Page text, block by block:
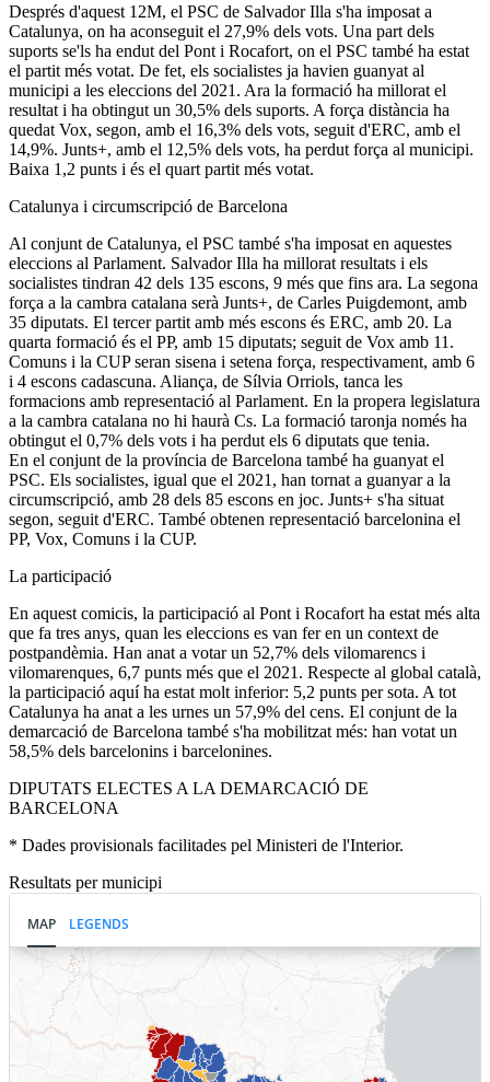
Després d'aquest 12M, el PSC de Salvador Illa s'ha imposat a
Catalunya, on ha aconseguit el 27,9% dels vots. Una part dels
suports se'ls ha endut del Pont i Rocafort, on el PSC també ha estat
el partit més votat. De fet, els socialistes ja havien guanyat al
municipi a les eleccions del 2021. Ara la formació ha millorat el
resultat i ha obtingut un 30,5% dels suports. A força distància ha
quedat Vox, segon, amb el 16,3% dels vots, seguit d'ERC, amb el
14,9%. Junts+, amb el 12,5% dels vots, ha perdut força al municipi.
Baixa 1,2 punts i és el quart partit més votat.
Catalunya i circumscripció de Barcelona
Al conjunt de Catalunya, el PSC també s'ha imposat en aquestes
eleccions al Parlament. Salvador Illa ha millorat resultats i els
socialistes tindran 42 dels 135 escons, 9 més que fins ara. La segona
força a la cambra catalana serà Junts+, de Carles Puigdemont, amb
35 diputats. El tercer partit amb més escons és ERC, amb 20. La
quarta formació és el PP, amb 15 diputats; seguit de Vox amb 11.
Comuns i la CUP seran sisena i setena força, respectivament, amb 6
i 4 escons cadascuna. Aliança, de Sílvia Orriols, tanca les
formacions amb representació al Parlament. En la propera legislatura
a la cambra catalana no hi haurà Cs. La formació taronja només ha
obtingut el 0,7% dels vots i ha perdut els 6 diputats que tenia.
En el conjunt de la província de Barcelona també ha guanyat el
PSC. Els socialistes, igual que el 2021, han tornat a guanyar a la
circumscripció, amb 28 dels 85 escons en joc. Junts+ s'ha situat
segon, seguit d'ERC. També obtenen representació barcelonina el
PP, Vox, Comuns i la CUP.
La participació
En aquest comicis, la participació al Pont i Rocafort ha estat més alta
que fa tres anys, quan les eleccions es van fer en un context de
postpandèmia. Han anat a votar un 52,7% dels vilomarencs i
vilomarenques, 6,7 punts més que el 2021. Respecte al global català,
la participació aquí ha estat molt inferior: 5,2 punts per sota. A tot
Catalunya ha anat a les urnes un 57,9% del cens. El conjunt de la
demarcació de Barcelona també s'ha mobilitzat més: han votat un
58,5% dels barcelonins i barcelonines.
DIPUTATS ELECTES A LA DEMARCACIÓ DE
BARCELONA
* Dades provisionals facilitades pel Ministeri de l'Interior.
Resultats per municipi